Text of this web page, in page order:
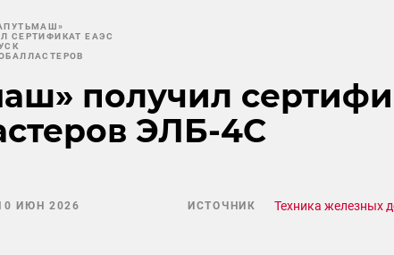
СЕРТИФИКАТ ЕАЭС
получил
ЭЛБ‑4С
ИЮН 2026 ИСТОЧНИК Техника железных